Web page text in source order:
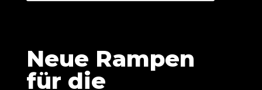
Neue Rampen
für die